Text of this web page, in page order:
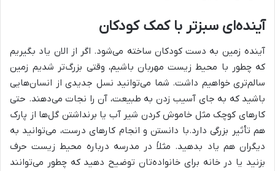
آینده‌ای سبزتر با کمک کودکان
آینده زمین به دست کودکان ساخته می‌شود. اگر از الان یاد بگیریم
که چطور با محیط زیست مهربان باشیم، وقتی بزرگ‌تر شدیم زمین
سالم‌تری خواهیم داشت. شما می‌توانید نسل جدیدی از انسان‌هایی
باشید که به جای آسیب زدن به طبیعت، آن را نجات می‌دهند. حتی
کارهای کوچک مثل خاموش کردن شیر آب یا برنداشتن گل‌ها از پارک
هم تأثیر بزرگی دارد.با دانستن و انجام کارهای درست، می‌توانید به
دیگران هم یاد بدهید. مثلاً در مدرسه درباره محیط زیست حرف
بزنید یا در خانه برای خانواده‌تان توضیح دهید که چطور می‌توانند